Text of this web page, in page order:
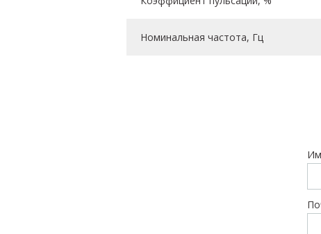
Номинальная частота, Гц